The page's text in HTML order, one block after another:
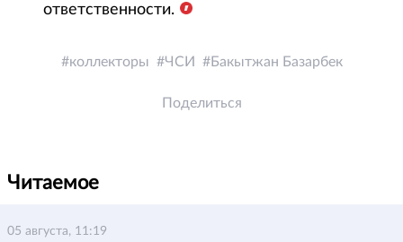
ответственности.
коллекторы ЧСИ Бакытжан Базарбек
Поделиться
Читаемое
05 августа, 11:19